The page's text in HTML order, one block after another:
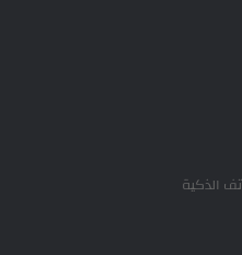
الذكية